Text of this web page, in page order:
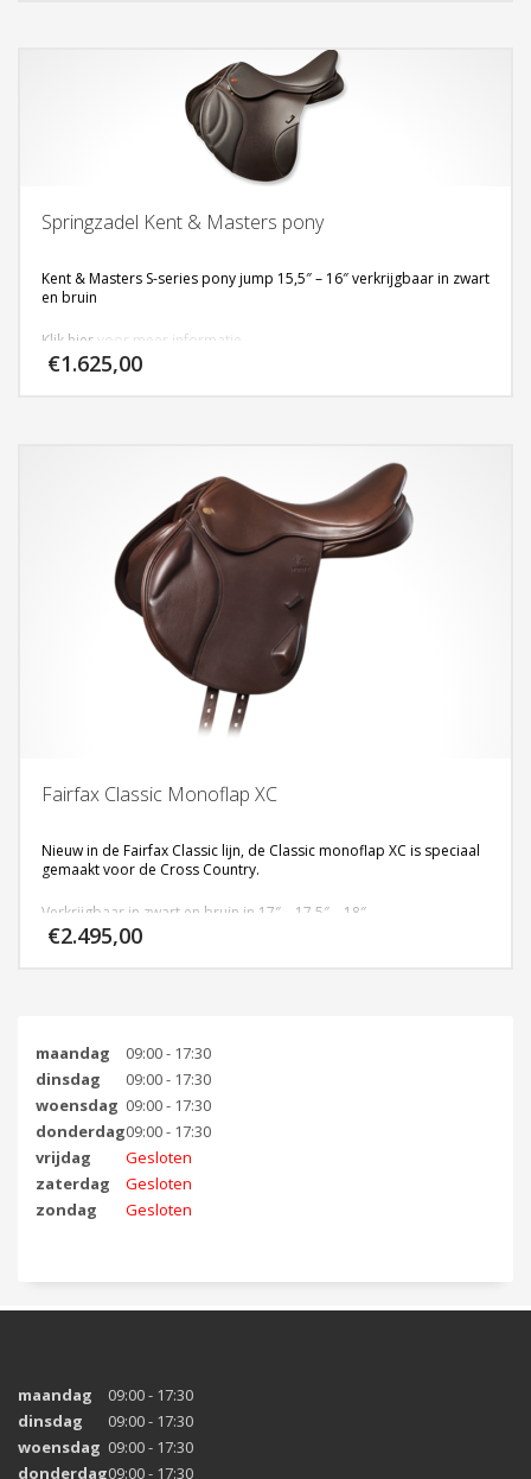
Springzadel Kent & Masters pony
Kent & Masters S-series pony jump 15,5″ – 16″ verkrijgbaar in zwart
en bruin
Klik hiervoor meer informatie
€1.625,00
Fairfax Classic Monoflap XC
Nieuw in de Fairfax Classic lijn, de Classic monoflap XC is speciaal
gemaakt voor de Cross Country.
Verkrijgbaar in zwart en bruin in 17″ – 17,5″ – 18″
€2.495,00
maandag
09:00 - 17:30
dinsdag
09:00 - 17:30
woensdag 09:00 - 17:30
donderdag09:00 - 17:30
vrijdag
Gesloten
zaterdag
Gesloten
zondag
Gesloten
maandag
09:00 - 17:30
dinsdag
09:00 - 17:30
woensdag 09:00 - 17:30
donderdag09:00 - 17:30